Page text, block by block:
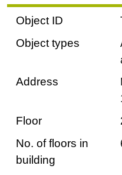
Object ID
Object types
Address
Floor
No. of floors in
building